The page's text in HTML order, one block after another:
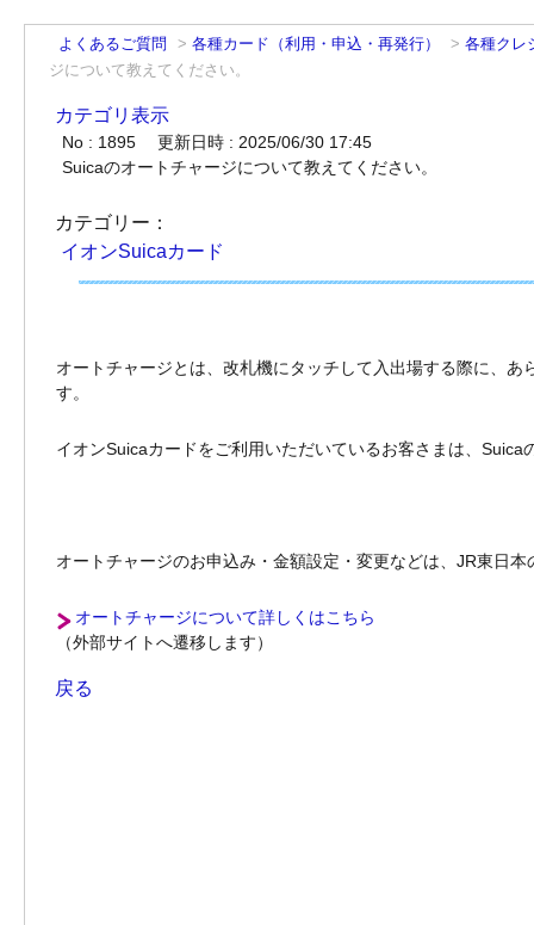
よくあるご質問 > 各種カード（利用・申込・再発行） > 各種クレ
ジについて教えてください。
カテゴリ表示
No : 1895
更新日時 : 2025/06/30 17:45
Suicaのオートチャージについて教えてください。
カテゴリー：
イオンSuicaカード
オートチャージとは、改札機にタッチして入出場する際に、
す。
イオンSuicaカードをご利用いただいているお客さまは、
オートチャージのお申込み・金額設定・変更などは、JR東日
オートチャージについて詳しくはこちら
（外部サイトへ遷移します）
戻る